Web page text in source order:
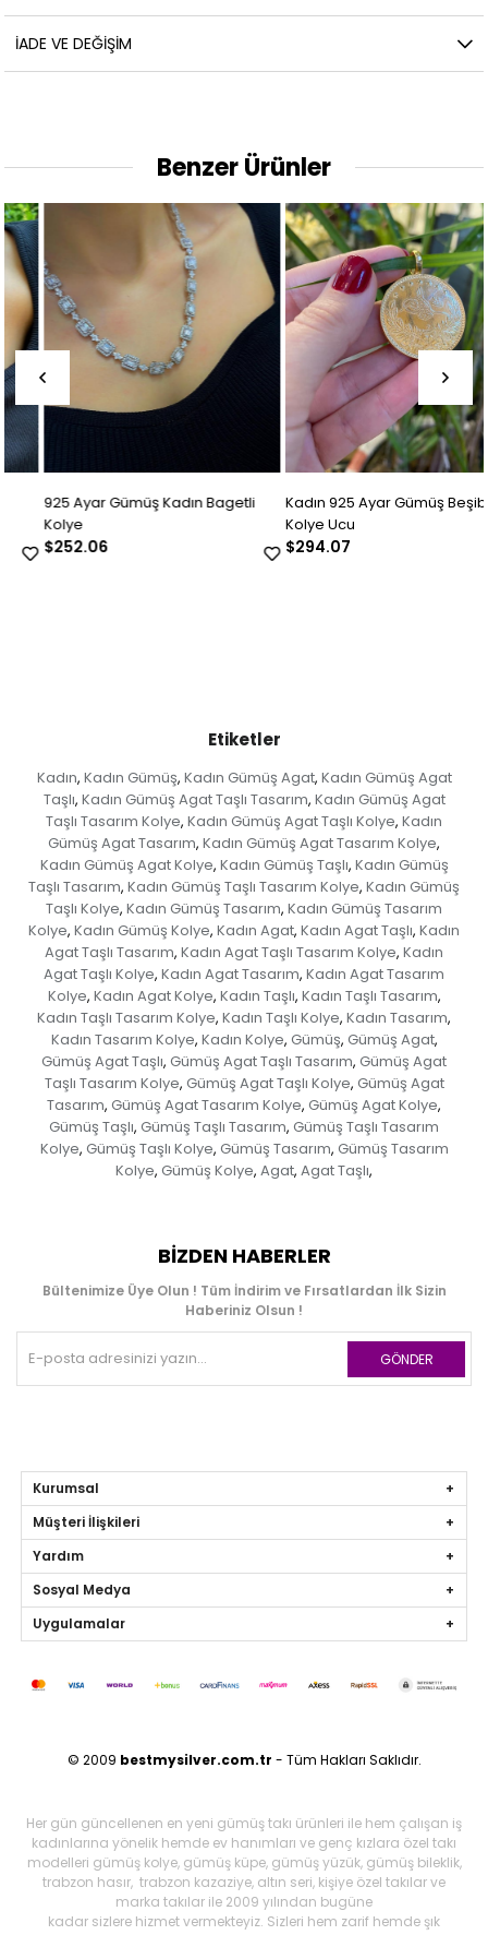
İADE VE DEĞIŞIM
Benzer Ürünler
925 Ayar Gümüş Kadın Bagetli
Kolye
$252.06
Kadın 925 Ayar Gümüş Beşibirlik
Kolye Ucu
$294.07
Etiketler
Kadın, Kadın Gümüş, Kadın Gümüş Agat, Kadın Gümüş Agat
Taşlı, Kadın Gümüş Agat Taşlı Tasarım, Kadın Gümüş Agat
Taşlı Tasarım Kolye, Kadın Gümüş Agat Taşlı Kolye, Kadın
Gümüş Agat Tasarım, Kadın Gümüş Agat Tasarım Kolye,
Kadın Gümüş Agat Kolye, Kadın Gümüş Taşlı, Kadın Gümüş
Taşlı Tasarım, Kadın Gümüş Taşlı Tasarım Kolye, Kadın Gümüş
Taşlı Kolye, Kadın Gümüş Tasarım, Kadın Gümüş Tasarım
Kolye, Kadın Gümüş Kolye, Kadın Agat, Kadın Agat Taşlı, Kadın
Agat Taşlı Tasarım, Kadın Agat Taşlı Tasarım Kolye, Kadın
Agat Taşlı Kolye, Kadın Agat Tasarım, Kadın Agat Tasarım
Kolye, Kadın Agat Kolye, Kadın Taşlı, Kadın Taşlı Tasarım,
Kadın Taşlı Tasarım Kolye, Kadın Taşlı Kolye, Kadın Tasarım,
Kadın Tasarım Kolye, Kadın Kolye, Gümüş, Gümüş Agat,
Gümüş Agat Taşlı, Gümüş Agat Taşlı Tasarım, Gümüş Agat
Taşlı Tasarım Kolye, Gümüş Agat Taşlı Kolye, Gümüş Agat
Tasarım, Gümüş Agat Tasarım Kolye, Gümüş Agat Kolye,
Gümüş Taşlı, Gümüş Taşlı Tasarım, Gümüş Taşlı Tasarım
Kolye, Gümüş Taşlı Kolye, Gümüş Tasarım, Gümüş Tasarım
Kolye, Gümüş Kolye, Agat, Agat Taşlı,
BIZDEN HABERLER
Bültenimize Üye Olun ! Tüm İndirim ve Fırsatlardan İlk Sizin
Haberiniz Olsun !
GÖNDER
Kurumsal
Müşteri İlişkileri
Yardım
Sosyal Medya
Uygulamalar
© 2009 bestmysilver.com.tr - Tüm Hakları Saklıdır.
Her gün güncellenen en yeni gümüş takı ürünleri ile hem çalışan iş
kadınlarına yönelik hemde ev hanımları ve genç kızlara özel takı
modelleri gümüş kolye, gümüş küpe, gümüş yüzük, gümüş bileklik,
trabzon hasır, trabzon kazaziye, altın seri, kişiye özel takılar ve
marka takılar ile 2009 yılından bugüne
kadar sizlere hizmet vermekteyiz. Sizleri hem zarif hemde şık